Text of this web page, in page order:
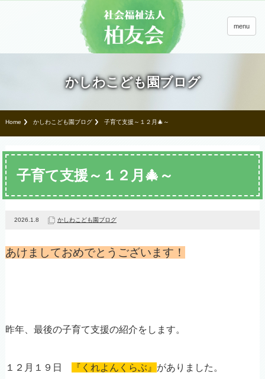
menu
かしわこども園ブログ
Home かしわこども園ブログ 子育て支援～１２月🎄～
子育て支援～１２月🎄～
2026.1.8 かしわこども園ブログ
あけましておめでとうございます！
昨年、最後の子育て支援の紹介をします。
１２月１９日 『くれよんくらぶ』 がありました。